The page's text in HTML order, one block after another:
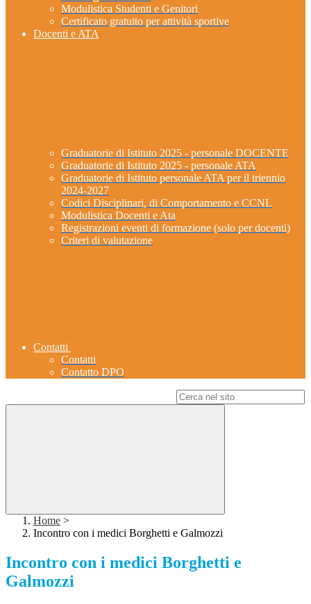
Modulistica Studenti e Genitori
Certificato gratuito per attività sportive
Docenti e ATA
Graduatorie di Istituto 2025 - personale DOCENTE
Graduatorie di Istituto 2025 - personale ATA
Graduatorie di Istituto personale ATA per il triennio
2024-2027
Codici Disciplinari, di Comportamento e CCNL
Modulistica Docenti e Ata
Registrazioni eventi di formazione (solo per docenti)
Criteri di valutazione
Contatti
Contatti
Contatto DPO
Home >
Incontro con i medici Borghetti e Galmozzi
Incontro con i medici Borghetti e
Galmozzi